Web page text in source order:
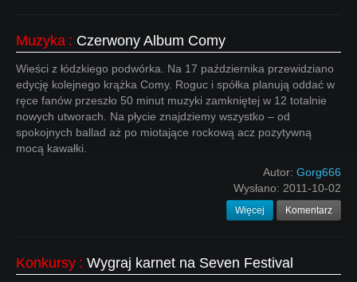
Muzyka : Czerwony Album Comy
Wieści z łódzkiego podwórka. Na 17 października przewidziano
edycję kolejnego krążka Comy. Roguc i spółka planują oddać w
ręce fanów przeszło 50 minut muzyki zamkniętej w 12 totalnie
nowych utworach. Na płycie znajdziemy wszystko – od
spokojnych ballad aż po miotające rockową acz pozytywną
mocą kawałki.
Autor: Gorg666
Wysłano: 2011-10-02
Więcej Komentarz
Konkursy : Wygraj karnet na Seven Festival